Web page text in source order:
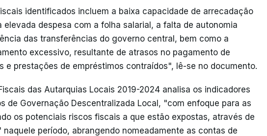
identificados incluem a baixa capacidade de arrecadação
elevada despesa com a folha salarial, a falta de autonomia
das transferências do governo central, bem como a
excessivo, resultante de atrasos no pagamento de
e prestações de empréstimos contraídos", lê-se no documento.
das Autarquias Locais 2019-2024 analisa os indicadores
de Governação Descentralizada Local, "com enfoque para as
os potenciais riscos fiscais a que estão expostas, através de
período, abrangendo nomeadamente as contas de